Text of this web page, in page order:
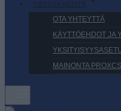
TIETOJA MEISTÄ
OTA YHTEYTTÄ
KÄYTTÖEHDOT JA
MAINONTA